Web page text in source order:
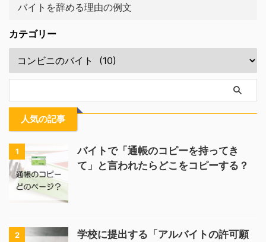
バイトを辞める理由の例文
カテゴリー
人気の記事
1
バイトで「通帳のコピーを持ってき
て」と言われたらどこをコピーする？
2
学校に提出する「アルバイトの許可願